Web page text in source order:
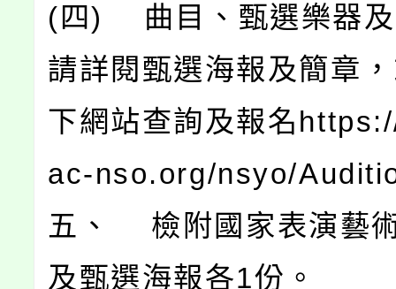
(四) 曲目、甄選樂器及
請詳閱甄選海報及簡章
下網站查詢及報名
ac-nso.org/nsyo/
五、 檢附國家表演藝
及甄選海報各1份。